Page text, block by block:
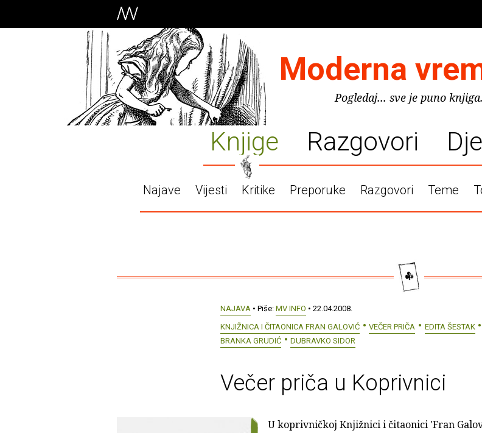
Moderna
Pogledaj... sve je puno knjiga.
Knjige Razgovori
Najave Vijesti Kritike Preporuke Razgovori Teme
NAJAVA • Piše: MV INFO • 22.04.2008.
KNJIŽNICA I ČITAONICA FRAN GALOVIĆ
VEČER PRIČA EDITA ŠESTAK
BRANKA GRUDIĆ
DUBRAVKO SIDOR
Večer priča u Koprivnici
U koprivničkoj Knjižnici i čitaonici 'Fran